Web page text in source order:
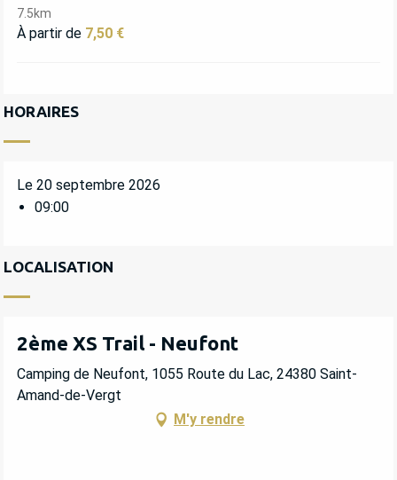
7.5km
À partir de 7,50 €
HORAIRES
Le 20 septembre 2026
09:00
LOCALISATION
2ème XS Trail - Neufont
Camping de Neufont, 1055 Route du Lac, 24380 Saint-
Amand-de-Vergt
M'y rendre